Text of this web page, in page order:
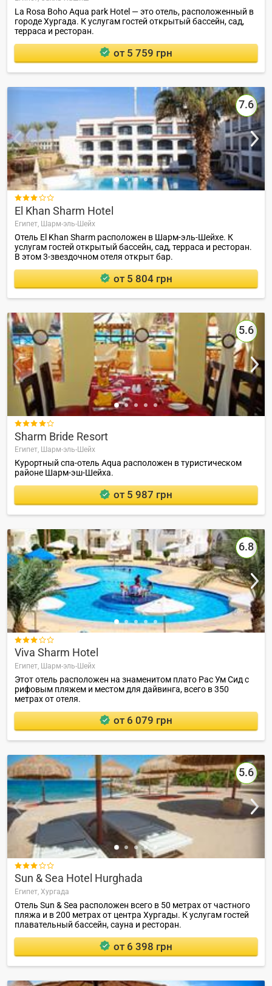
La Rosa Boho Aqua park Hotel — это отель, расположенный в
городе Хургада. К услугам гостей открытый бассейн, сад,
терраса и ресторан.
от 5 759 грн
7.6

El Khan Sharm Hotel
Египет, Шарм-эль-Шейх
Отель El Khan Sharm расположен в Шарм-эль-Шейхе. К
услугам гостей открытый бассейн, сад, терраса и ресторан.
В этом 3-звездочном отеля открыт бар.
от 5 804 грн
5.6

Sharm Bride Resort
Египет, Шарм-эль-Шейх
Курортный спа-отель Aqua расположен в туристическом
районе Шарм-эш-Шейха.
от 5 987 грн
6.8

Viva Sharm Hotel
Египет, Шарм-эль-Шейх
Этот отель расположен на знаменитом плато Рас Ум Сид с
рифовым пляжем и местом для дайвинга, всего в 350
метрах от отеля.
от 6 079 грн
5.6

Sun & Sea Hotel Hurghada
Египет, Хургада
Отель Sun & Sea расположен всего в 50 метрах от частного
пляжа и в 200 метрах от центра Хургады. К услугам гостей
плавательный бассейн, сауна и ресторан.
от 6 398 грн